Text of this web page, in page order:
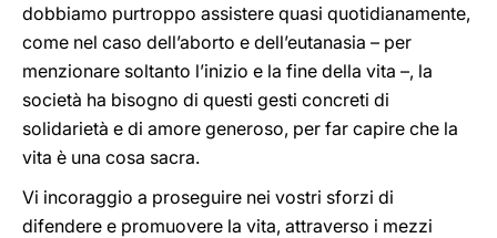
dobbiamo purtroppo assistere quasi quotidianamente,
come nel caso dell’aborto e dell’eutanasia – per
menzionare soltanto l’inizio e la fine della vita –, la
società ha bisogno di questi gesti concreti di
solidarietà e di amore generoso, per far capire che la
vita è una cosa sacra.
Vi incoraggio a proseguire nei vostri sforzi di
difendere e promuovere la vita, attraverso i mezzi